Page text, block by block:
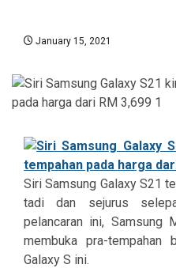
January 15, 2021
Siri Samsung Galaxy S21
tadi dan sejurus
pelancaran ini, Samsung
membuka pra-
Galaxy S ini.